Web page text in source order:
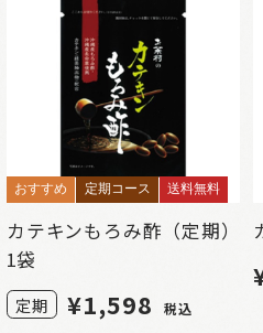
おすすめ 定期コース 送料無料
カテキンもろみ酢（定期）
1袋
定期 ¥1,598 税込